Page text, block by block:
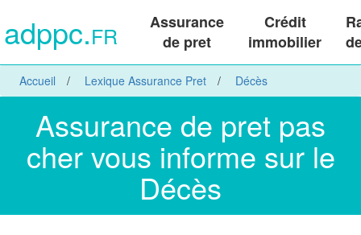
adppc.FR
Assurance
de pret
Crédit
immobilier
Accueil Lexique Assurance Pret Décès
Assurance de pret pas
cher vous informe sur le
Décès